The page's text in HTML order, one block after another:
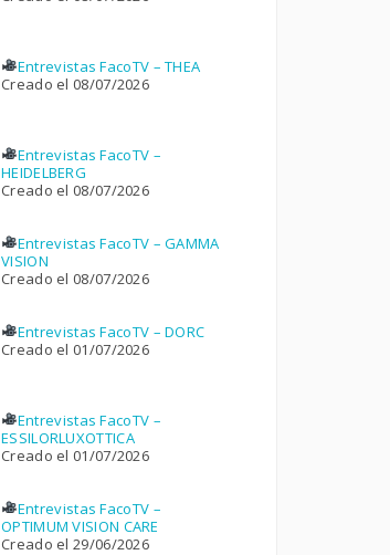
Entrevistas FacoTV – THEA
Creado el 08/07/2026
Entrevistas FacoTV –
HEIDELBERG
Creado el 08/07/2026
Entrevistas FacoTV – GAMMA
VISION
Creado el 08/07/2026
Entrevistas FacoTV – DORC
Creado el 01/07/2026
Entrevistas FacoTV –
ESSILORLUXOTTICA
Creado el 01/07/2026
Entrevistas FacoTV –
OPTIMUM VISION CARE
Creado el 29/06/2026